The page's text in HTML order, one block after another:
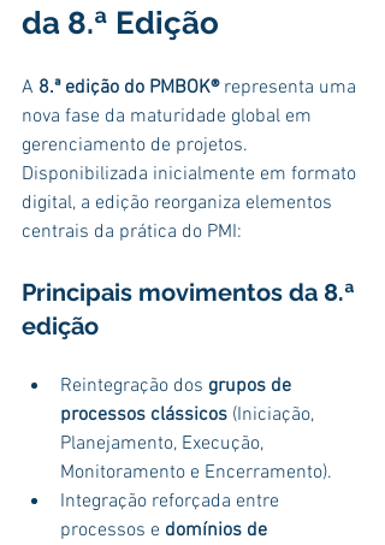
da 8.ª Edição
A 8.ª edição do PMBOK® representa uma
nova fase da maturidade global em
gerenciamento de projetos.
Disponibilizada inicialmente em formato
digital, a edição reorganiza elementos
centrais da prática do PMI:
Principais movimentos da 8.ª
edição
Reintegração dos grupos de
processos clássicos (Iniciação,
Planejamento, Execução,
Monitoramento e Encerramento).
Integração reforçada entre
processos e domínios de